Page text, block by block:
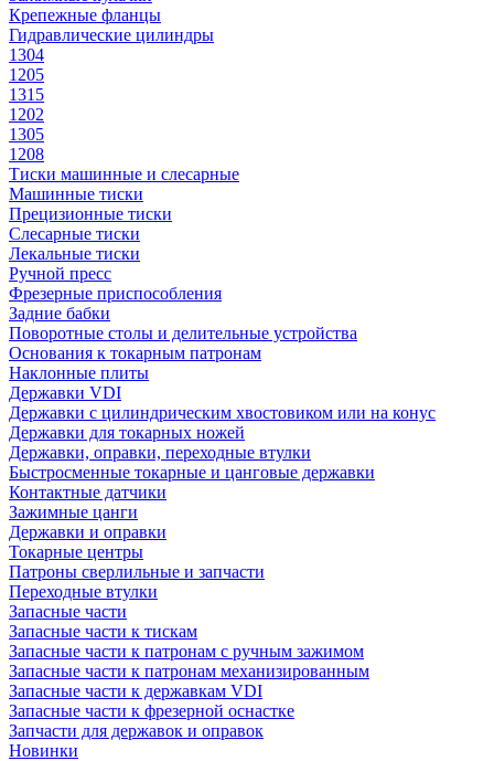
Крепежные фланцы
Гидравлические цилиндры
1304
1205
1315
1202
1305
1208
Тиски машинные и слесарные
Машинные тиски
Прецизионные тиски
Слесарные тиски
Лекальные тиски
Ручной пресс
Фрезерные приспособления
Задние бабки
Поворотные столы и делительные устройства
Основания к токарным патронам
Наклонные плиты
Державки VDI
Державки с цилиндрическим хвостовиком или на конус
Державки для токарных ножей
Державки, оправки, переходные втулки
Быстросменные токарные и цанговые державки
Контактные датчики
Зажимные цанги
Державки и оправки
Токарные центры
Патроны сверлильные и запчасти
Переходные втулки
Запасные части
Запасные части к тискам
Запасные части к патронам с ручным зажимом
Запасные части к патронам механизированным
Запасные части к державкам VDI
Запасные части к фрезерной оснастке
Запчасти для державок и оправок
Новинки